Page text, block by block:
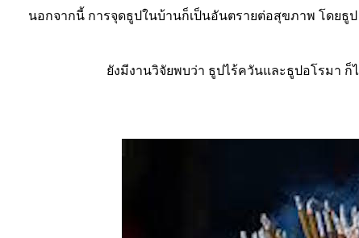
นอกจากนี้ การจุดธูปในบ้านก็เป็นอันตรายต่อสุขภาพ โดยธู
งมีงานวิจัยพบว่า ธูปไร้ควันและธูปอโรมา ก็